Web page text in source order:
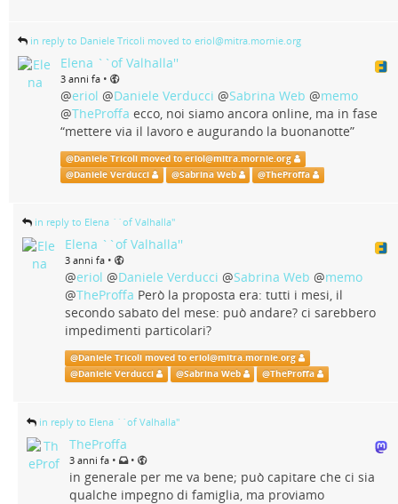
in reply to Daniele Tricoli moved to eriol@mitra.mornie.org
Elena ``of Valhalla''
3 anni fa •
@eriol @Daniele Verducci @Sabrina Web @memo
@TheProffa ecco, noi siamo ancora online, ma in fase
“mettere via il lavoro e augurando la buonanotte”
@Daniele Tricoli moved to eriol@mitra.mornie.org
@Daniele Verducci @Sabrina Web @TheProffa
in reply to Elena ``of Valhalla''
Elena ``of Valhalla''
3 anni fa •
@eriol @Daniele Verducci @Sabrina Web @memo
@TheProffa Però la proposta era: tutti i mesi, il
secondo sabato del mese: può andare? ci sarebbero
impedimenti particolari?
@Daniele Tricoli moved to eriol@mitra.mornie.org
@Daniele Verducci @Sabrina Web @TheProffa
in reply to Elena ``of Valhalla''
TheProffa
3 anni fa • •
in generale per me va bene; può capitare che ci sia
qualche impegno di famiglia, ma proviamo